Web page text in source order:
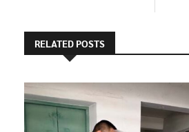
RELATED POSTS